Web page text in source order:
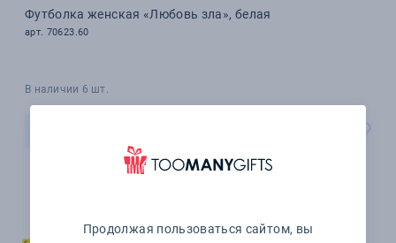
Футболка женская «Любовь зла», белая
арт. 70623.60
В наличии 6 шт.
Продолжая пользоваться сайтом, вы